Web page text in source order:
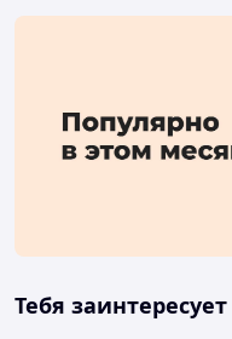
Тебя заинтересует